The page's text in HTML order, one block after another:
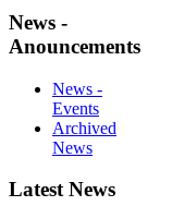
News -
Anouncements
News -
Events
Archived
News
Latest News